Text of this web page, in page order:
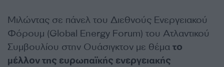
Μιλώντας σε πάνελ του Διεθνούς Ενεργειακού
Φόρουμ (Global Energy Forum) του Ατλαντικού
Συμβουλίου στην Ουάσιγκτον με θέμα το
μέλλον της ευρωπαϊκής ενεργειακής